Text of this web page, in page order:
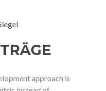
approach is